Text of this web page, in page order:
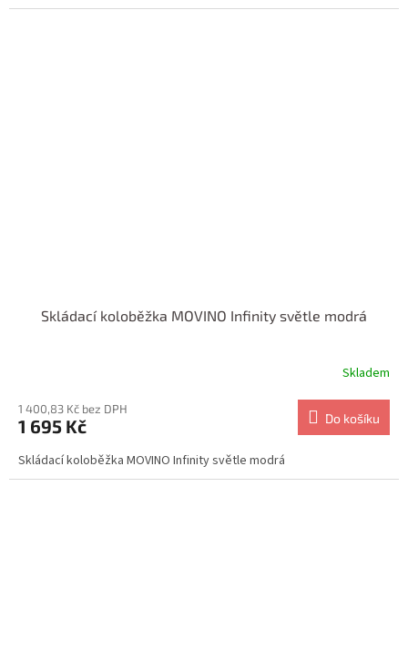
Skládací koloběžka MOVINO Infinity světle modrá
Skladem
1 400,83 Kč bez DPH
1 695 Kč Do košíku
Skládací koloběžka MOVINO Infinity světle modrá